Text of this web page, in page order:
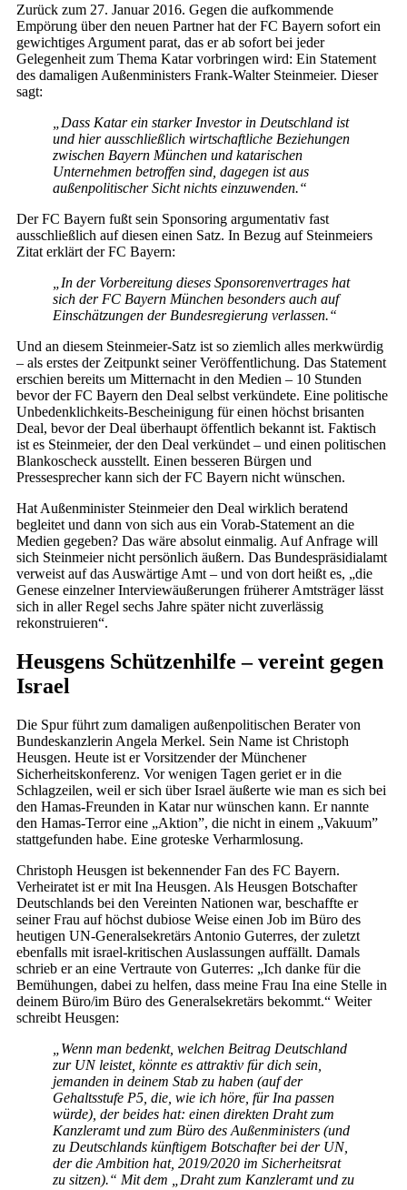
Zurück zum 27. Januar 2016. Gegen die aufkommende
Empörung über den neuen Partner hat der FC Bayern sofort ein
gewichtiges Argument parat, das er ab sofort bei jeder
Gelegenheit zum Thema Katar vorbringen wird: Ein Statement
des damaligen Außenministers Frank-Walter Steinmeier. Dieser
sagt:
„Dass Katar ein starker Investor in Deutschland ist
und hier ausschließlich wirtschaftliche Beziehungen
zwischen Bayern München und katarischen
Unternehmen betroffen sind, dagegen ist aus
außenpolitischer Sicht nichts einzuwenden.“
Der FC Bayern fußt sein Sponsoring argumentativ fast
ausschließlich auf diesen einen Satz. In Bezug auf Steinmeiers
Zitat erklärt der FC Bayern:
„In der Vorbereitung dieses Sponsorenvertrages hat
sich der FC Bayern München besonders auch auf
Einschätzungen der Bundesregierung verlassen.“
Und an diesem Steinmeier-Satz ist so ziemlich alles merkwürdig
– als erstes der Zeitpunkt seiner Veröffentlichung. Das Statement
erschien bereits um Mitternacht in den Medien – 10 Stunden
bevor der FC Bayern den Deal selbst verkündete. Eine politische
Unbedenklichkeits-Bescheinigung für einen höchst brisanten
Deal, bevor der Deal überhaupt öffentlich bekannt ist. Faktisch
ist es Steinmeier, der den Deal verkündet – und einen politischen
Blankoscheck ausstellt. Einen besseren Bürgen und
Pressesprecher kann sich der FC Bayern nicht wünschen.
Hat Außenminister Steinmeier den Deal wirklich beratend
begleitet und dann von sich aus ein Vorab-Statement an die
Medien gegeben? Das wäre absolut einmalig. Auf Anfrage will
sich Steinmeier nicht persönlich äußern. Das Bundespräsidialamt
verweist auf das Auswärtige Amt – und von dort heißt es, „die
Genese einzelner Interviewäußerungen früherer Amtsträger lässt
sich in aller Regel sechs Jahre später nicht zuverlässig
rekonstruieren“.
Heusgens Schützenhilfe – vereint gegen
Israel
Die Spur führt zum damaligen außenpolitischen Berater von
Bundeskanzlerin Angela Merkel. Sein Name ist Christoph
Heusgen. Heute ist er Vorsitzender der Münchener
Sicherheitskonferenz. Vor wenigen Tagen geriet er in die
Schlagzeilen, weil er sich über Israel äußerte wie man es sich bei
den Hamas-Freunden in Katar nur wünschen kann. Er nannte
den Hamas-Terror eine „Aktion”, die nicht in einem „Vakuum”
stattgefunden habe. Eine groteske Verharmlosung.
Christoph Heusgen ist bekennender Fan des FC Bayern.
Verheiratet ist er mit Ina Heusgen. Als Heusgen Botschafter
Deutschlands bei den Vereinten Nationen war, beschaffte er
seiner Frau auf höchst dubiose Weise einen Job im Büro des
heutigen UN-Generalsekretärs Antonio Guterres, der zuletzt
ebenfalls mit israel-kritischen Auslassungen auffällt. Damals
schrieb er an eine Vertraute von Guterres: „Ich danke für die
Bemühungen, dabei zu helfen, dass meine Frau Ina eine Stelle in
deinem Büro/im Büro des Generalsekretärs bekommt.“ Weiter
schreibt Heusgen:
„Wenn man bedenkt, welchen Beitrag Deutschland
zur UN leistet, könnte es attraktiv für dich sein,
jemanden in deinem Stab zu haben (auf der
Gehaltsstufe P5, die, wie ich höre, für Ina passen
würde), der beides hat: einen direkten Draht zum
Kanzleramt und zum Büro des Außenministers (und
zu Deutschlands künftigem Botschafter bei der UN,
der die Ambition hat, 2019/2020 im Sicherheitsrat
zu sitzen).“ Mit dem „Draht zum Kanzleramt und zu